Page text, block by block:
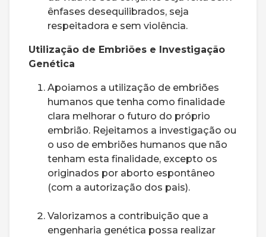
ênfases desequilibrados, seja
respeitadora e sem violência.
Utilização de Embriões e Investigação
Genética
Apoiamos a utilização de embriões
humanos que tenha como finalidade
clara melhorar o futuro do próprio
embrião. Rejeitamos a investigação ou
o uso de embriões humanos que não
tenham esta finalidade, excepto os
originados por aborto espontâneo
(com a autorização dos pais).
Valorizamos a contribuição que a
engenharia genética possa realizar